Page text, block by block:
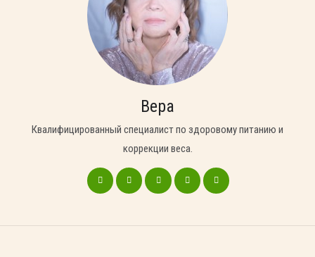
Вера
Квалифицированный специалист по здоровому питанию и
коррекции веса.